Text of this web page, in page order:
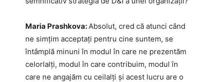
Maria Prashkova:Absolut, cred că atunci când
ne simțim acceptați pentru cine suntem, se
întâmplă minuni în modul în care ne prezentăm
celorlalți, modul în care contribuim, modul în
care ne angajăm cu ceilalți și acest lucru are o